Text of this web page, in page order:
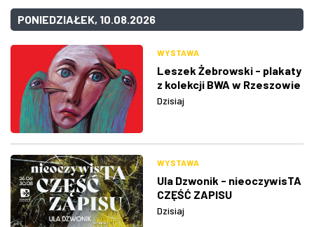
PONIEDZIAŁEK, 10.08.2026
WYSTAWA
Leszek Żebrowski - plakaty
z kolekcji BWA w Rzeszowie
Dzisiaj
WYSTAWA
Ula Dzwonik - nieoczywisTA
CZĘŚĆ ZAPISU
Dzisiaj